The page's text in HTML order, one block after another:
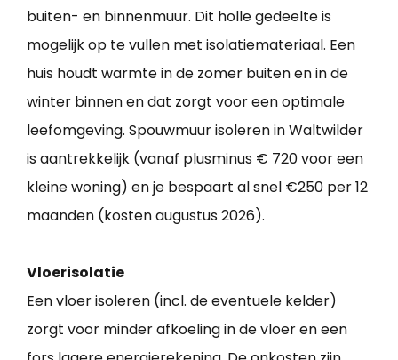
buiten- en binnenmuur. Dit holle gedeelte is
mogelijk op te vullen met isolatiemateriaal. Een
huis houdt warmte in de zomer buiten en in de
winter binnen en dat zorgt voor een optimale
leefomgeving. Spouwmuur isoleren in Waltwilder
is aantrekkelijk (vanaf plusminus € 720 voor een
kleine woning) en je bespaart al snel €250 per 12
maanden (kosten augustus 2026).
Vloerisolatie
Een vloer isoleren (incl. de eventuele kelder)
zorgt voor minder afkoeling in de vloer en een